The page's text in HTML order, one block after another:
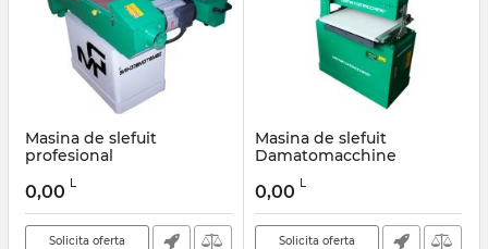
Masina de slefuit
profesional
Articol:
0,00 L
Solicita oferta
Masina de slefuit
Damatomacchine
Articol:
0,00 L
Solicita oferta